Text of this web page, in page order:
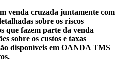
venda cruzada juntamente com
sobre os riscos
que fazem parte da venda
sobre os custos e taxas
disponíveis em OANDA TMS